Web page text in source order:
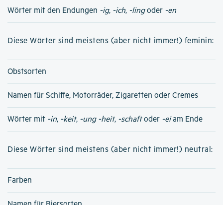
Wörter mit den Endungen -ig, -ich, -lingoder -en
Diese Wörter sind meistens (aber nicht immer!) feminin:
Obstsorten
Namen für Schiffe, Motorräder, Zigaretten oder Cremes
Wörter mit -in, -keit, -ung -heit, -schaftoder -eiam Ende
Diese Wörter sind meistens (aber nicht immer!) neutral:
Farben